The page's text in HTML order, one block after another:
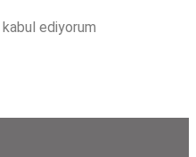
kabul ediyorum